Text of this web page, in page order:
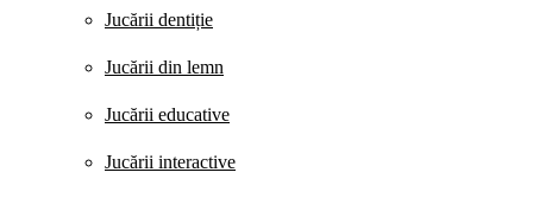
Jucării dentiție
Jucării din lemn
Jucării educative
Jucării interactive